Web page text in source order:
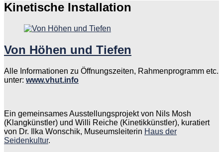
Kinetische Installation
Von Höhen und Tiefen
Alle Informationen zu Öffnungszeiten, Rahmenprogramm etc.
unter: www.vhut.info
Ein gemeinsames Ausstellungsprojekt von Nils Mosh
(Klangkünstler) und Willi Reiche (Kinetikkünstler), kuratiert
von Dr. Ilka Wonschik, Museumsleiterin Haus der
Seidenkultur.